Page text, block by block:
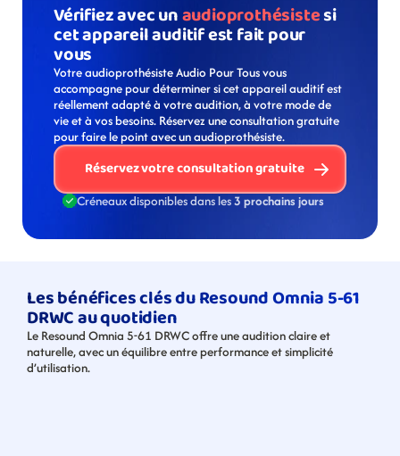
Vérifiez avec un audioprothésiste si
cet appareil auditif est fait pour
vous
Votre audioprothésiste Audio Pour Tous vous
accompagne pour déterminer si cet appareil auditif est
réellement adapté à votre audition, à votre mode de
vie et à vos besoins. Réservez une consultation gratuite
pour faire le point avec un audioprothésiste.
Réservez votre consultation gratuite
Créneaux disponibles dans les 3 prochains jours
Les bénéfices clés du Resound Omnia 5-61
DRWC au quotidien
Le Resound Omnia 5-61 DRWC offre une audition claire et
naturelle, avec un équilibre entre performance et simplicité
d’utilisation.